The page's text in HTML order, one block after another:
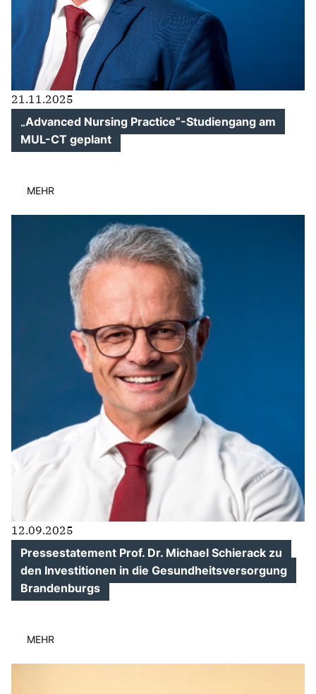
21.11.2025
Advanced Nursing Practice“-Studiengang am
MUL-CT geplant
12.09.2025
Pressestatement Prof. Dr. Michael Schierack zu
den Investitionen in die Gesundheitsversorgung
Brandenburgs